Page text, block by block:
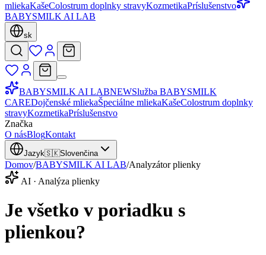
mliekaKašeColostrum doplnky stravyKozmetikaPríslušenstvo
BABYSMILK AI LAB
sk
BABYSMILK AI LABNEWSlužba BABYSMILK
CAREDojčenské mliekaŠpeciálne mliekaKašeColostrum doplnky
stravyKozmetikaPríslušenstvo
Značka
O násBlogKontakt
Jazyk🇸🇰Slovenčina
Domov/BABYSMILK AI LAB/Analyzátor plienky
AI · Analýza plienky
Je všetko v poriadku s
plienkou?